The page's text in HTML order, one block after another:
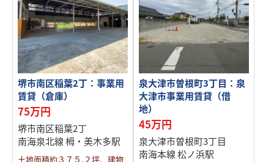
堺市南区稲葉2丁：事業用
賃貸（倉庫）
75万円
堺市南区稲葉2丁
南海泉北線 栂・美木多駅
土地面積約３７５.２坪、建物
泉大津市曽根町3丁目：泉
大津市事業用賃貸（借
地）
45万円
泉大津市曽根町3丁目
南海本線 松ノ浜駅